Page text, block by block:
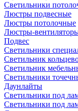
Светильники
Люстры подвесные
Люстры потолочные
Люстры-
Подвес
Светильники
Светильник
Светильник
Светильники
Даунлайты
Светильники под
Светильники под